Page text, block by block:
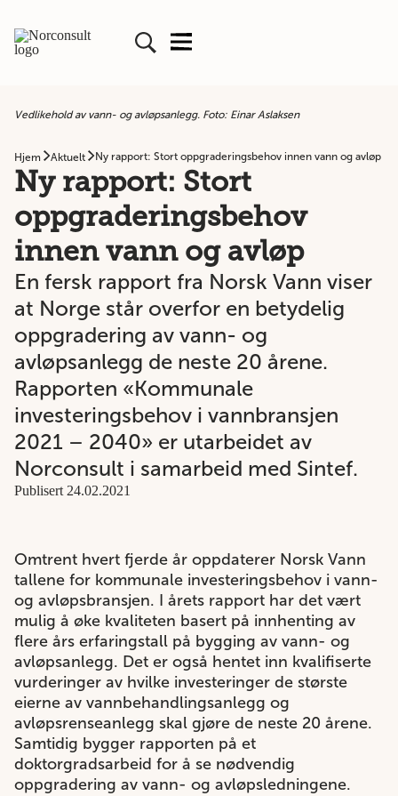
Vedlikehold av vann- og avløpsanlegg. Foto: Einar Aslaksen
Hjem Aktuelt Ny rapport: Stort oppgraderingsbehov innen vann og avløp
Ny rapport: Stort
oppgraderingsbehov
innen vann og avløp
En fersk rapport fra Norsk Vann viser
at Norge står overfor en betydelig
oppgradering av vann- og
avløpsanlegg de neste 20 årene.
Rapporten «Kommunale
investeringsbehov i vannbransjen
2021 – 2040» er utarbeidet av
Norconsult i samarbeid med Sintef.
Publisert 24.02.2021
Omtrent hvert fjerde år oppdaterer Norsk Vann
tallene for kommunale investeringsbehov i vann-
og avløpsbransjen. I årets rapport har det vært
mulig å øke kvaliteten basert på innhenting av
flere års erfaringstall på bygging av vann- og
avløpsanlegg. Det er også hentet inn kvalifiserte
vurderinger av hvilke investeringer de største
eierne av vannbehandlingsanlegg og
avløpsrenseanlegg skal gjøre de neste 20 årene.
Samtidig bygger rapporten på et
doktorgradsarbeid for å se nødvendig
oppgradering av vann- og avløpsledningene.